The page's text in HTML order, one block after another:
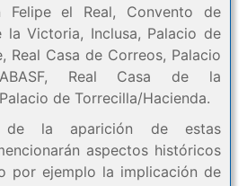
Felipe el Real, Convento de
la Victoria, Inclusa, Palacio de
Real Casa de Correos, Palacio
Real Casa de la
de Torrecilla/Hacienda.
la aparición de estas
aspectos históricos
por ejemplo la implicación de